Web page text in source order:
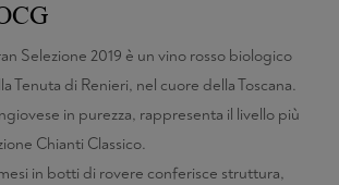
Selezione 2019 è un vino rosso biologico
Tenuta di Renieri, nel cuore della Toscana.
in purezza, rappresenta il livello più
Chianti Classico.
in botti di rovere conferisce struttura,